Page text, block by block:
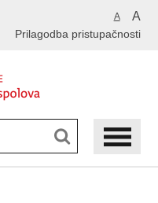
A A
Prilagodba pristupačnosti